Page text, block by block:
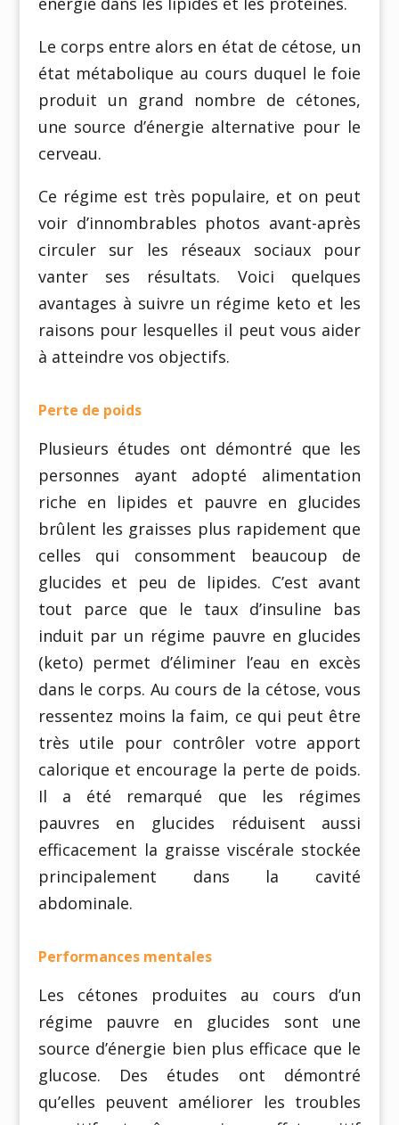
Le corps entre alors en état de cétose, un
état métabolique au cours duquel le foie
produit un grand nombre de cétones,
une source d’énergie alternative pour le
cerveau.
Ce régime est très populaire, et on peut
voir d’innombrables photos avant-après
circuler sur les réseaux sociaux pour
vanter ses résultats. Voici quelques
avantages à suivre un régime keto et les
raisons pour lesquelles il peut vous aider
à atteindre vos objectifs.
Perte de poids
Plusieurs études ont démontré que les
personnes ayant adopté alimentation
riche en lipides et pauvre en glucides
brûlent les graisses plus rapidement que
celles qui consomment beaucoup de
glucides et peu de lipides. C’est avant
tout parce que le taux d’insuline bas
induit par un régime pauvre en glucides
(keto) permet d’éliminer l’eau en excès
dans le corps. Au cours de la cétose, vous
ressentez moins la faim, ce qui peut être
très utile pour contrôler votre apport
calorique et encourage la perte de poids.
Il a été remarqué que les régimes
pauvres en glucides réduisent aussi
efficacement la graisse viscérale stockée
principalement dans la cavité
abdominale.
Performances mentales
Les cétones produites au cours d’un
régime pauvre en glucides sont une
source d’énergie bien plus efficace que le
glucose. Des études ont démontré
qu’elles peuvent améliorer les troubles